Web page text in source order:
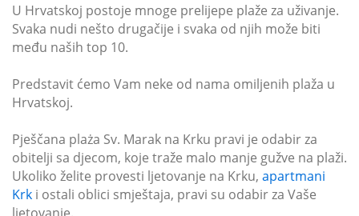
U Hrvatskoj postoje mnoge prelijepe plaže za uživanje.
Svaka nudi nešto drugačije i svaka od njih može biti
među naših top 10.
Predstavit ćemo Vam neke od nama omiljenih plaža u
Hrvatskoj.
Pješčana plaża Sv. Marak na Krku pravi je odabir za
obitelji sa djecom, koje traže malo manje gužve na plaži.
Ukoliko želite provesti ljetovanje na Krku, apartmani
Krk i ostali oblici smještaja, pravi su odabir za Vaše
ljetovanje.